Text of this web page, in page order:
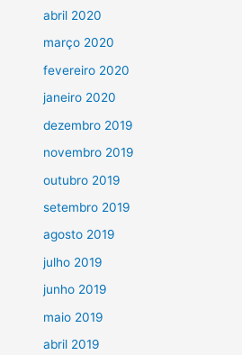
abril 2020
março 2020
fevereiro 2020
janeiro 2020
dezembro 2019
novembro 2019
outubro 2019
setembro 2019
agosto 2019
julho 2019
junho 2019
maio 2019
abril 2019